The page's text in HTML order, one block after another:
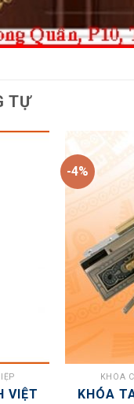
TỰ
VIỆT
-4%
KHÓA
KHÓA